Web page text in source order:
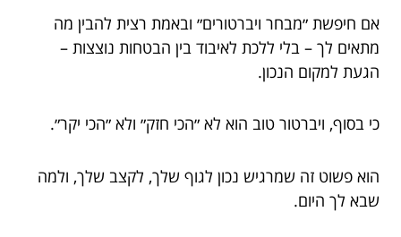
אם חיפשת ״מבחר ויברטורים״ ובאמת רצית להבין מה
מתאים לך – בלי ללכת לאיבוד בין הבטחות נוצצות –
הגעת למקום הנכון.
כי בסוף, ויברטור טוב הוא לא ״הכי חזק״ ולא ״הכי יקר״.
הוא פשוט זה שמרגיש נכון לגוף שלך, לקצב שלך, ולמה
שבא לך היום.